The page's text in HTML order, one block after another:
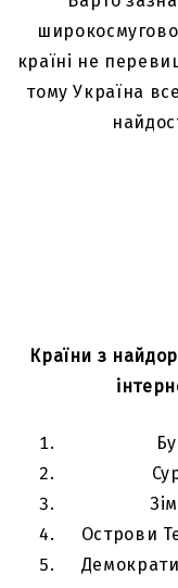
країні не
тому Україна
Країни з
Острови